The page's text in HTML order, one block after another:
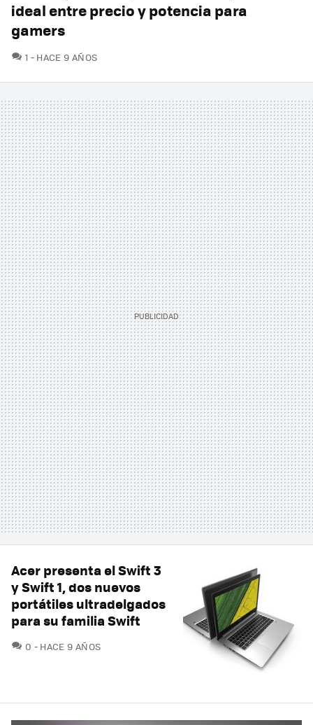
ideal entre precio y potencia para
gamers
1 COMENTARIOS
HACE 9 AÑOS
Acer presenta el Swift 3
y Swift 1, dos nuevos
portátiles ultradelgados
para su familia Swift
0 COMENTARIOS
HACE 9 AÑOS